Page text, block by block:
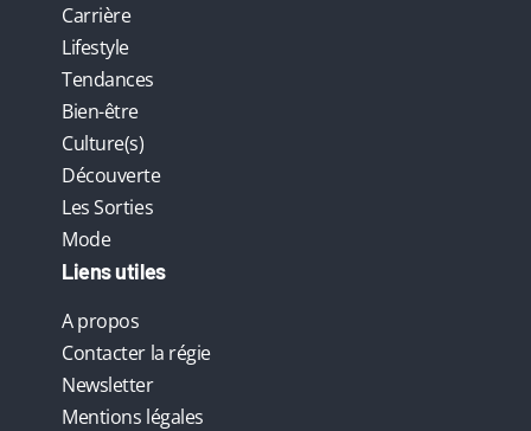
Carrière
Lifestyle
Tendances
Bien-être
Culture(s)
Découverte
Les Sorties
Mode
Liens utiles
A propos
Contacter la régie
Newsletter
Mentions légales